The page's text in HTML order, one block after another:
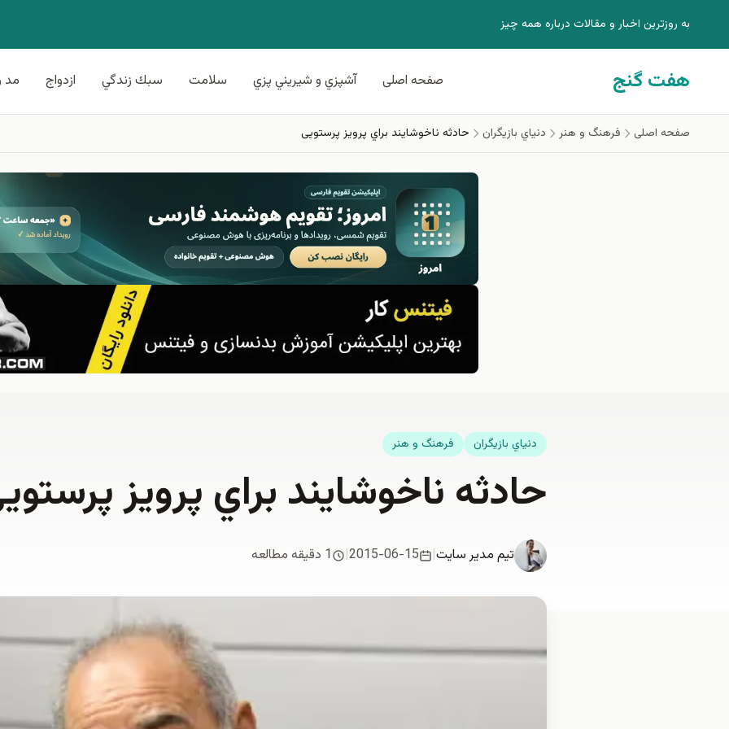
به روزترين اخبار و مقالات درباره همه چيز
هفت گنج صفحه اصلی آشپزي و شيريني پزي سلامت سبك زندگي ازدواج مد
صفحه اصلی فرهنگ و هنر دنياي بازيگران حادثه ناخوشايند براي پرویز پرستویی
دنياي بازيگران فرهنگ و هنر
حادثه ناخوشايند براي پرویز
تیم مدیر سایت|
2015-06-15
| 1 دقیقه مطالعه